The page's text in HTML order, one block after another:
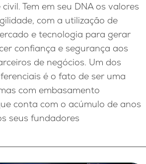
Tem em seu DNA os valores
com a utilização de
e tecnologia para gerar
confiança e segurança aos
de negócios. Um dos
é o fato de ser uma
com embasamento
conta com o acúmulo de anos
seus fundadores